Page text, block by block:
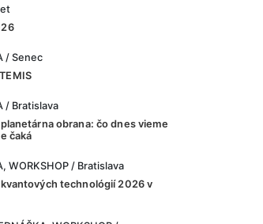
/ Senec
/ Bratislava
obrana: čo dnes vieme
čaká
WORKSHOP / Bratislava
technológií 2026 v